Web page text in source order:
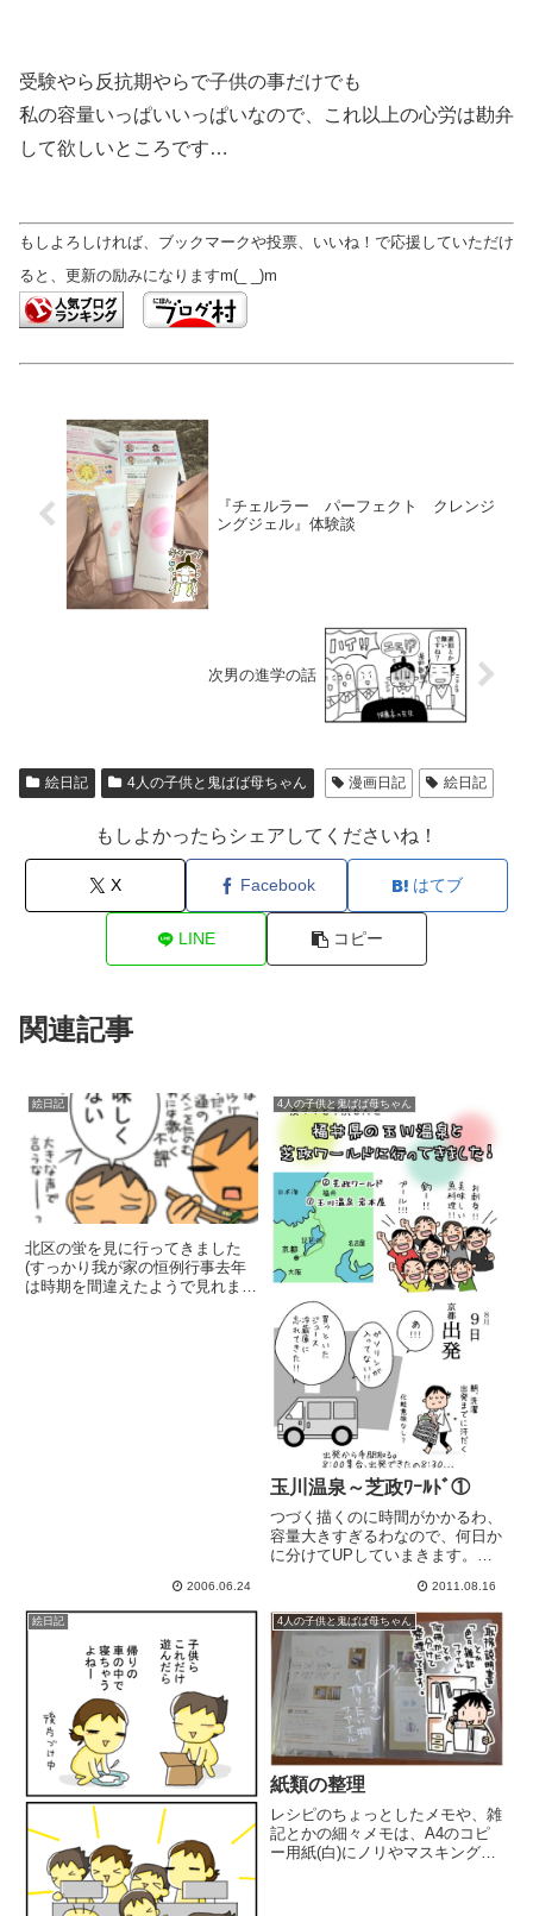
受験やら反抗期やらで子供の事だけでも
私の容量いっぱいいっぱいなので、これ以上の心労は勘弁
して欲しいところです…
もしよろしければ、ブックマークや投票、いいね！で応援していただけ
ると、更新の励みになりますm(_ _)m
『チェルラー パーフェクト クレンジ
ングジェル』体験談
次男の進学の話
絵日記 4人の子供と鬼ばば母ちゃん 漫画日記 絵日記
もしよかったらシェアしてくださいね！
X Facebook はてブ
LINE コピー
関連記事
絵日記
北区の蛍を見に行ってきました
(すっかり我が家の恒例行事去年
は時期を間違えたようで見れませ
2006.06.24
4人の子供と鬼ばば母ちゃん
玉川温泉～芝政ﾜｰﾙﾄﾞ①
つづく描くのに時間がかかるわ、
容量大きすぎるわなので、何日か
に分けてUPしていまきます。し
お世話になったお宿 【玉川温
泉 岩本屋】さん越前海岸 玉川
の宿 岩本屋
2011.08.16
絵日記 4人の子供と鬼ばば母ちゃん
紙類の整理
レシピのちょっとしたメモや、雑
記とかの細々メモは、A4のコピ
ー用紙(白)にノリやマスキングテ